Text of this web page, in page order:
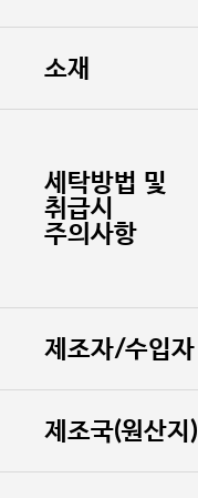
소재
세탁방법 및
취급시
주의사항
제조자/수입자
제조국(원산지)